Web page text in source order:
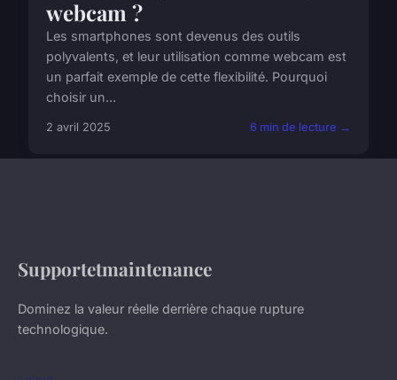
webcam ?
Les smartphones sont devenus des outils
polyvalents, et leur utilisation comme webcam est
un parfait exemple de cette flexibilité. Pourquoi
choisir un...
2 avril 2025 6 min de lecture →
Supportetmaintenance
Dominez la valeur réelle derrière chaque rupture
technologique.